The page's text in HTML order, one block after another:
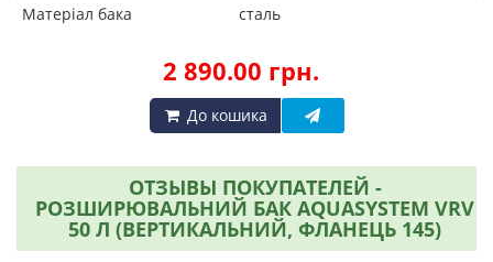
Матеріал бака
сталь
2 890.00 грн.
До кошика
ОТЗЫВЫ ПОКУПАТЕЛЕЙ -
РОЗШИРЮВАЛЬНИЙ БАК AQUASYSTEM VRV
50 Л (ВЕРТИКАЛЬНИЙ, ФЛАНЕЦЬ 145)